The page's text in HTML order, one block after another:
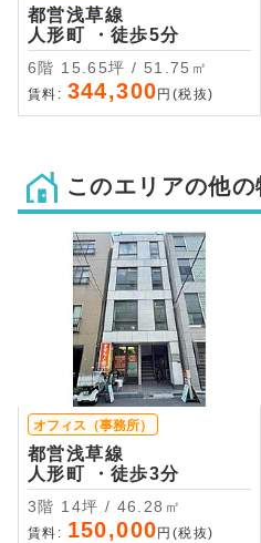
都営浅草線
人形町 ・徒歩5分
6階 15.65坪 / 51.75㎡
賃料: 344,300 円(税抜)
このエリアの他
オフィス（事務所）
都営浅草線
人形町 ・徒歩3分
3階 14坪 / 46.28㎡
賃料: 150,000 円(税抜)